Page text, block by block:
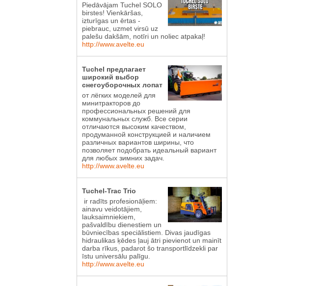
Piedāvājam Tuchel SOLO
birstes! Vienkāršas,
izturīgas un ērtas -
piebrauc, uzmet virsū uz
palešu dakšām, notīri un noliec atpakaļ!
http://www.avelte.eu
Tuchel предлагает
широкий выбор
снегоуборочных лопат
от лёгких моделей для
минитракторов до
профессиональных решений для
коммунальных служб. Все серии
отличаются высоким качеством,
продуманной конструкцией и наличием
различных вариантов ширины, что
позволяет подобрать идеальный вариант
для любых зимних задач.
http://www.avelte.eu
Tuchel-Trac Trio
ir radīts profesionāļiem:
ainavu veidotājiem,
lauksaimniekiem,
pašvaldību dienestiem un
būvniecības speciālistiem. Divas jaudīgas
hidraulikas ķēdes ļauj ātri pievienot un mainīt
darba rīkus, padarot šo transportlīdzekli par
īstu universālu palīgu.
http://www.avelte.eu